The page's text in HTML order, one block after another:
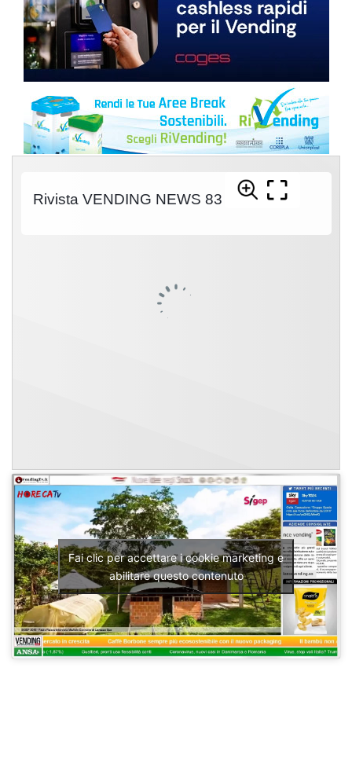
Fai clic per accettare i cookie marketing e
abilitare questo contenuto